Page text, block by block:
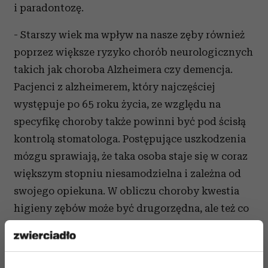
i paradontozę.
- Starszy wiek ma wpływ na nasze zęby również
poprzez większe ryzyko chorób neurologicznych
takich jak choroba Alzheimera czy demencja.
Pacjenci z alzheimerem, który najczęściej
występuje po 65 roku życia, ze względu na
specyfikę choroby także powinni być pod ścisłą
kontrolą stomatologa. Postępujące uszkodzenia
mózgu sprawiają, że taka osoba staje się w coraz
większym stopniu niesamodzielna i zależna od
swojego opiekuna. W obliczu choroby kwestia
higieny zębów może być drugorzędna, ale też co
zaburzenia pamięci - może nie pamiętać